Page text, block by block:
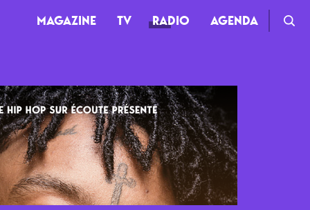
MAGAZINE TV RADIO AGENDA
TV
Clips
Live
Documentaires